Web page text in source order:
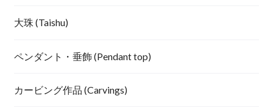
大珠 (Taishu)
ペンダント・垂飾 (Pendant top)
カービング作品 (Carvings)